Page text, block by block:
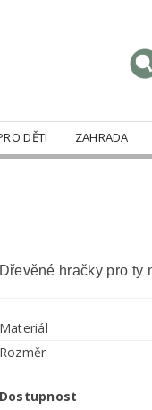
DĚTI ZAHRADA
Dřevěné hračky pro ty
Materiál
Rozměr
Dostupnost